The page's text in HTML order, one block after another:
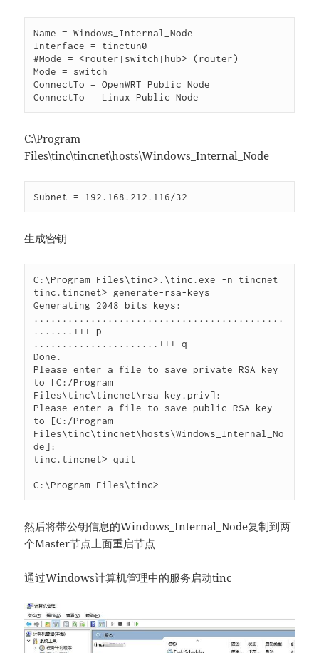
Name =
Interface =
#Mode = <router|switch|hub> (router)
Mode =
ConnectTo =
ConnectTo = Linux_Public_Node
C:\Program
Files\tinc\tincnet\hosts\Windows_Internal_Node
Subnet = 192.168.212.116/32
生成密钥
C:\Program Files\tinc>.\tinc.exe -n tincnet
tinc.tincnet> generate-rsa-keys
Generating 2048 bits keys:
............................................
.......+++ p
......................+++ q
Done.
Please enter a file to save private RSA key
to [C:/Program
Files\tinc\tincnet\rsa_key.priv]:
Please enter a file to save public RSA key
to [C:/Program
Files\tinc\tincnet\hosts\Windows_Internal_No
de]:
tinc.tincnet> quit
C:\Program Files\tinc>
然后将带公钥信息的Windows_Internal_Node复制到两
个Master节点上面重启节点
通过Windows计算机管理中的服务启动tinc